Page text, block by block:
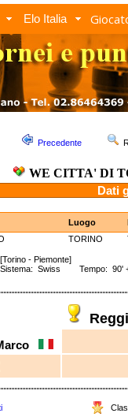
Elo Italia
Precedente
WE CITTA' DI
Dati
Luogo
TORINO
[Torino - Piemonte]
Sistema: Swiss Tempo: 90' +